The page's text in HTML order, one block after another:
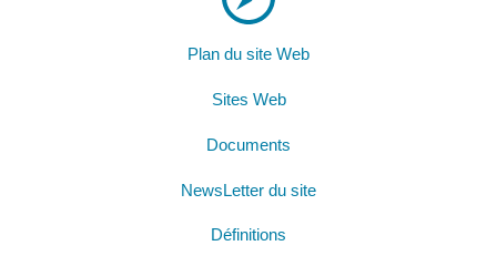
Plan du site Web
Sites Web
Documents
NewsLetter du site
Définitions